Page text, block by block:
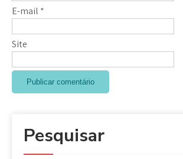
E-mail *
Site
Pesquisar